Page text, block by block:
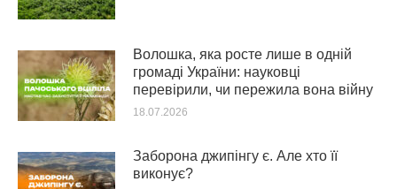
Волошка, яка росте лише в одній
громаді України: науковці
перевірили, чи пережила вона війну
18.07.2026
Заборона джипінгу є. Але хто її
виконує?